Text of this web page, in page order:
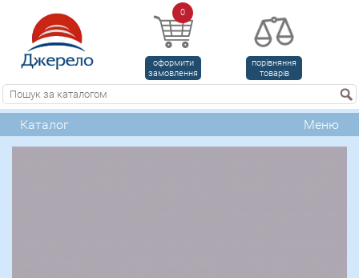
0
оформити
замовлення
порівняння
товарів
Каталог Меню